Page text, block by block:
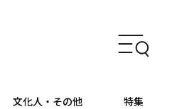
文化人・その他 特集